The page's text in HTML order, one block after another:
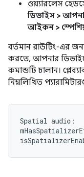
ওয়্যারলেস
ডিভাইস >
আইকন >
বর্তমান রাউটিং-এর
করতে, আপনার
কমান্ডটি চালান।
নিম্নলিখিত
Spatial audio: